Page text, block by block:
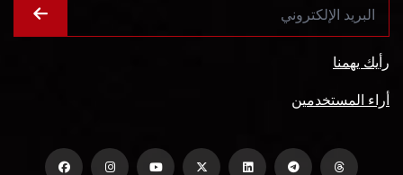
رأيك يهمنا
أراء المستخدمين